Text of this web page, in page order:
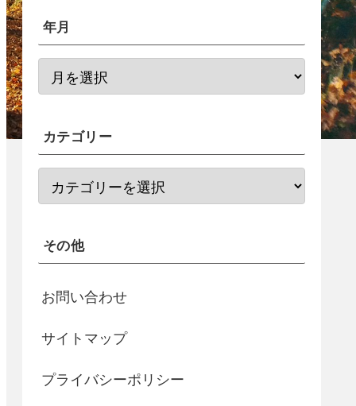
年月
カテゴリー
その他
お問い合わせ
サイトマップ
プライバシーポリシー